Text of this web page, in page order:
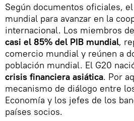
Según documentos oficiales,
mundial para avanzar en la
internacional. Los miembros
casi el 85% del PIB mundial,
comercio mundial y reúnen a
población mundial. El G20
crisis financiera asiática. Por
mecanismo de diálogo entre
Economía y los jefes de los
países socios.